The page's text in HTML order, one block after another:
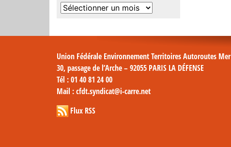
Archives
Union Fédérale Environnement Territoires Autoroutes Mer
30, passage de l’Arche – 92055 PARIS LA DÉFENSE
Tél : 01 40 81 24 00
Mail : cfdt.syndicat@i-carre.net
Flux RSS